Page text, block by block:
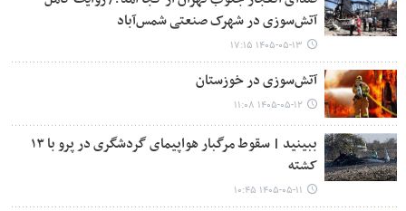
آتش‌سوزی در شهرک صنعتی شمس‌آباد
۱۴۰۵-۰۵-۱۳ ۱۷:۱۵
آتش‌سوزی در خوزستان
۱۴۰۵-۰۵-۱۲ ۱۱:۰۸
ببینید | سقوط مرگبار هواپیمای گردشگری در پرو با ۱۳
کشته
۱۴۰۵-۰۵-۱۱ ۱۰:۴۵